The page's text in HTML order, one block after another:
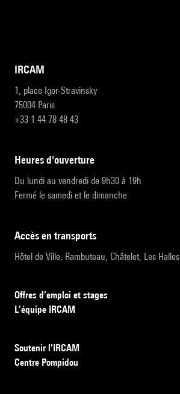
IRCAM
1, place Igor-Stravinsky
75004 Paris
+33 1 44 78 48 43
heures d'ouverture
Du lundi au vendredi de 9h30 à 19h
Fermé le samedi et le dimanche
accès en transports
Hôtel de Ville, Rambuteau, Châtelet, Les Halles
Offres d’emploi et stages
L’équipe IRCAM
Soutenir l’IRCAM
Centre Pompidou